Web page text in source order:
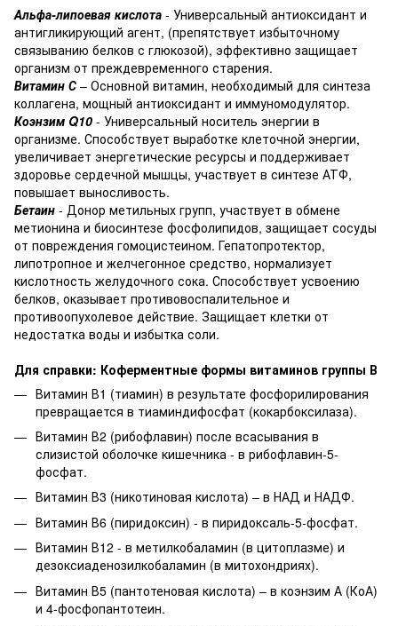
Альфа-липоевая кислота - Универсальный антиоксидант и
антигликирующий агент, (препятствует избыточному
связыванию белков с глюкозой), эффективно защищает
организм от преждевременного старения.
Витамин С – Основной витамин, необходимый для синтеза
коллагена, мощный антиоксидант и иммуномодулятор.
Коэнзим Q10 - Универсальный носитель энергии в
организме. Способствует выработке клеточной энергии,
увеличивает энергетические ресурсы и поддерживает
здоровье сердечной мышцы, участвует в синтезе АТФ,
повышает выносливость.
Бетаин - Донор метильных групп, участвует в обмене
метионина и биосинтезе фосфолипидов, защищает сосуды
от повреждения гомоцистеином. Гепатопротектор,
липотропное и желчегонное средство, нормализует
кислотность желудочного сока. Способствует усвоению
белков, оказывает противовоспалительное и
противоопухолевое действие. Защищает клетки от
недостатка воды и избытка соли.
Для справки: Коферментные формы витаминов группы В
Витамин В1 (тиамин) в результате фосфорилирования
превращается в тиаминдифосфат (кокарбоксилаза).
Витамин В2 (рибофлавин) после всасывания в
слизистой оболочке кишечника - в рибофлавин-5-
фосфат.
Витамин В3 (никотиновая кислота) – в НАД и НАДФ.
Витамин В6 (пиридоксин) - в пиридоксаль-5-фосфат.
Витамин В12 - в метилкобаламин (в цитоплазме) и
дезоксиаденозилкобаламин (в митохондриях).
Витамин В5 (пантотеновая кислота) – в коэнзим А (КоА)
и 4-фосфопантотеин.